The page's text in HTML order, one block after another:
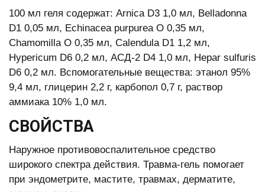
100 мл геля содержат: Arnica D3 1,0 мл, Belladonna
D1 0,05 мл, Echinacea purpurea O 0,35 мл,
Chamomilla O 0,35 мл, Calendula D1 1,2 мл,
Hypericum D6 0,2 мл, АСД-2 D4 1,0 мл, Hepar sulfuris
D6 0,2 мл. Bспомогательные вещества: этанол 95%
9,4 мл, глицерин 2,2 г, карбопол 0,7 г, раствор
аммиака 10% 1,0 мл.
СВОЙСТВА
Наружное противовоспалительное средство
широкого спектра действия. Травма-гель помогает
при эндометрите, мастите, травмах, дерматите,